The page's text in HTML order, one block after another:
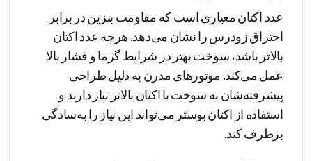
عدد اکتان معیاری است که مقاومت بنزین در برابر
احتراق زودرس را نشان می‌دهد. هرچه عدد اکتان
بالاتر باشد، سوخت بهتر در شرایط گرما و فشار بالا
عمل می‌کند. موتورهای مدرن به دلیل طراحی
پیشرفته‌شان به سوخت با اکتان بالاتر نیاز دارند و
استفاده از اکتان بوستر می‌تواند این نیاز را به‌سادگی
برطرف کند.